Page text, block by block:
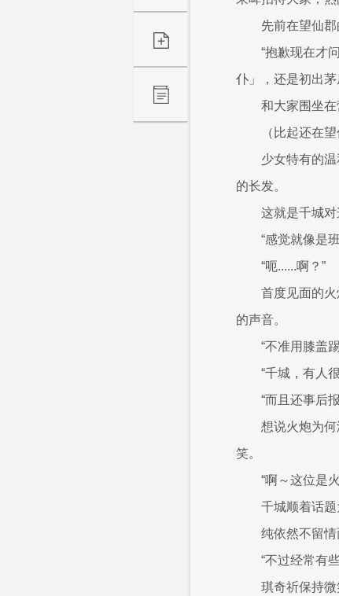
先前在望仙
“抱歉现在才
仆」，还是初出茅
和大家围坐在
（比起还在
少女特有的
的长发。
这就是千城对
“感觉就像是
“呃......啊？”
首度见面的
的声音。
“不准用膝盖
“千城，有人
“而且还事后
想说火炮为
笑。
“啊～这位是
千城顺着话题
纯依然不留情
“不过经常有
琪奇祈保持微